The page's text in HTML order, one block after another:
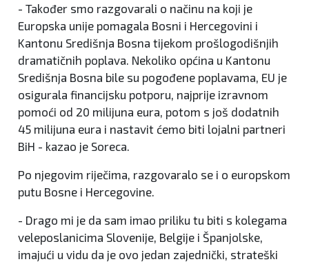
- Također smo razgovarali o načinu na koji je
Europska unije pomagala Bosni i Hercegovini i
Kantonu Središnja Bosna tijekom prošlogodišnjih
dramatičnih poplava. Nekoliko općina u Kantonu
Središnja Bosna bile su pogođene poplavama, EU je
osigurala financijsku potporu, najprije izravnom
pomoći od 20 milijuna eura, potom s još dodatnih
45 milijuna eura i nastavit ćemo biti lojalni partneri
BiH - kazao je Soreca.
Po njegovim riječima, razgovaralo se i o europskom
putu Bosne i Hercegovine.
- Drago mi je da sam imao priliku tu biti s kolegama
veleposlanicima Slovenije, Belgije i Španjolske,
imajući u vidu da je ovo jedan zajednički, strateški